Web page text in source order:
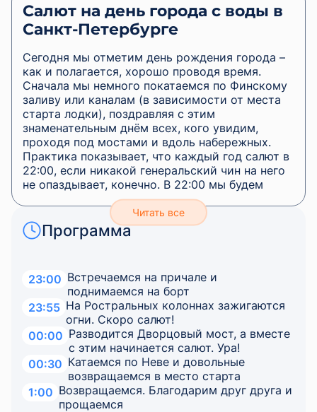
Салют на день города с воды в
Санкт-Петербурге
Сегодня мы отметим день рождения города –
как и полагается, хорошо проводя время.
Сначала мы немного покатаемся по Финскому
заливу или каналам (в зависимости от места
старта лодки), поздравляя с этим
знаменательным днём всех, кого увидим,
проходя под мостами и вдоль набережных.
Практика показывает, что каждый год салют в
22:00, если никакой генеральский чин на него
не опаздывает, конечно. В 22:00 мы будем
ждать первых залпов перед Петропавловской
крепостью. Поохаем, поахаем от красоты и
отражений в воде, погромче включим музыку
и, вобрав в себя праздничную атмосферу,
Аренда катера на день города в Санкт-
Петербург – это уникальная возможность
насладиться праздником и увидеть все его
великолепие с воды. В городе на Неве каждый
год проводится множество праздников,
которые привлекают жителей и туристов со
всей страны, однако, одним из самых
значимых событий является День города,
который всегда отмечают с размахом.
Программа
23:00 Встречаемся на причале и
поднимаемся на борт
23:55 На Ростральных колоннах зажигаются
огни. Скоро салют!
00:00 Разводится Дворцовый мост, а вместе
с этим начинается салют. Ура!
00:30 Катаемся по Неве и довольные
возвращаемся в место старта
1:00 Возвращаемся. Благодарим друг друга и
прощаемся